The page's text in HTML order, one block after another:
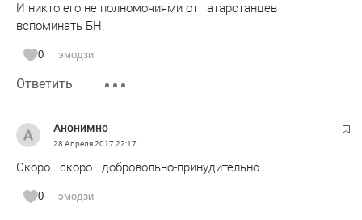
И никто его не полномочиями от татарстанцев
вспоминать БН.
0 эмодзи
Ответить
Анонимно
28 Апреля 201722:17
Скоро...скоро...добровольно-принудительно..
0 эмодзи